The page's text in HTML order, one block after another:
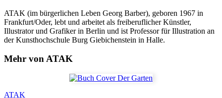
ATAK (im bürgerlichen Leben Georg Barber), geboren 1967 in
Frankfurt/Oder, lebt und arbeitet als freiberuflicher Künstler,
Illustrator und Grafiker in Berlin und ist Professor für Illustration an
der Kunsthochschule Burg Giebichenstein in Halle.
Mehr von ATAK
ATAK